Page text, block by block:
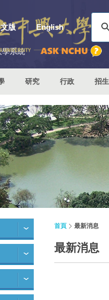
版 English
學系統
研究 行政 招生
首頁 最新消息
最新消息